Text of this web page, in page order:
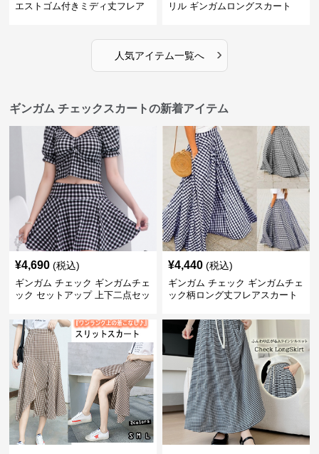
エストゴム付きミディ丈フレア
リル ギンガムロングスカート
人気アイテム一覧へ ›
ギンガム チェックスカートの新着アイテム
¥4,690 (税込)
ギンガム チェック ギンガムチェ
ック セットアップ 上下二点セッ
¥4,440 (税込)
ギンガム チェック ギンガムチェ
ック柄ロング丈フレアスカート